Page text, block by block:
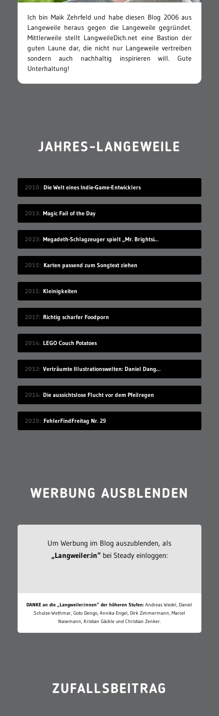
Ich bin Maik Zehrfeld und habe diesen Blog 2006 aus
Langeweile heraus gegen die Langeweile gegründet.
Mittlerweile stellt LangweileDich.net eine Bastion der
guten Laune dar, die nicht nur Langeweile vertreiben
sondern auch nachhaltig inspirieren will. Gute
Unterhaltung!
JAHRES-LANGEWEILE
2010 Die Welt eines Indie-Game-Entwicklers
2013 Magic Fail of the Day
2023 Megadeth-Schlagzeuger spielt „Mr. Brightside“, ohne es zu kennen
2015 Karten passend zum Songtext ziehen
2011 Kleinigkeiten
2017 Richtig scharfer Foodporn
2014 LEGO Couch Potatoes
2012 Verträumte Illustrationswelten: Daniel Danger
2014 Die aussichtslose Flucht vor dem Pfeilregen
2020 FehlerFindFreitag Nr. 29
WERBUNG AUSBLENDEN
Um Werbung im Blog auszublenden, als
„Langweiler:in“bei Steady einloggen:
DANKE an die „Langweiler:innen“ der höheren Stufen: Andreas Wedel, Daniel
Schulze-Wethmar, Goto Dengo, Annika Engel, Dirk Zimmermann, Marcel
Nasemann, Kristian Gäckle und Christian Zenker.
ZUFALLSBEITRAG